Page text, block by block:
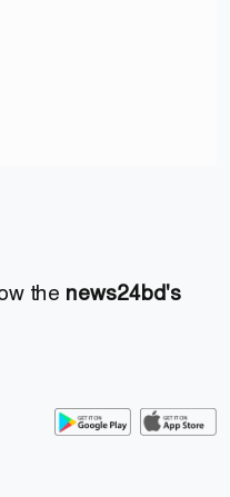
the news24bd's